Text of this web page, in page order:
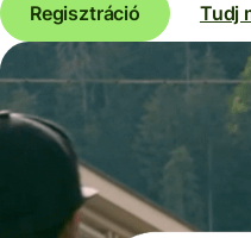
Regisztráció Tudj